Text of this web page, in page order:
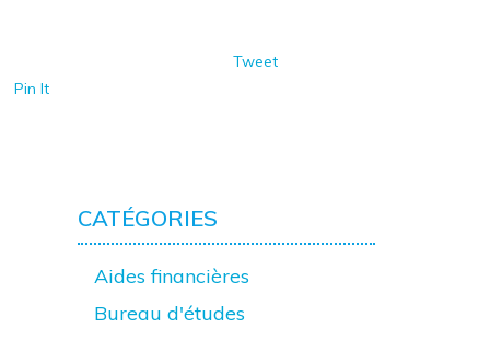
Tweet
Pin It
CATÉGORIES
Aides financières
Bureau d'études